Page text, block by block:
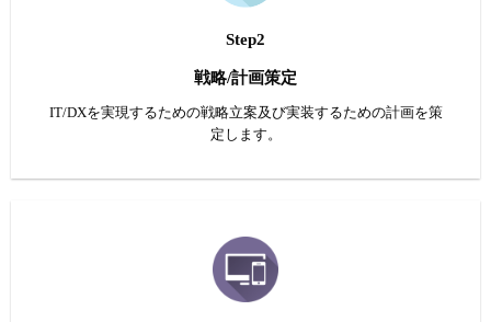
Step2
戦略/計画策定
IT/DXを実現するための戦略立案及び実装するための計画を策
定します。